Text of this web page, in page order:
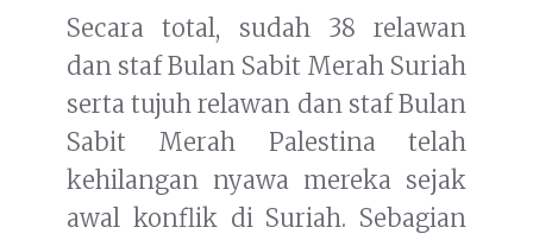
Secara total, sudah 38 relawan
dan staf Bulan Sabit Merah Suriah
serta tujuh relawan dan staf Bulan
Sabit Merah Palestina telah
kehilangan nyawa mereka sejak
awal konflik di Suriah. Sebagian